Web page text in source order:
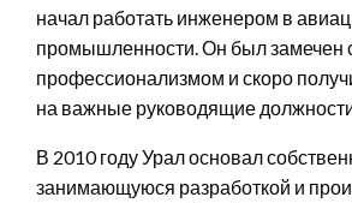
начал работать инженером в
промышленности. Он был замечен
профессионализмом и скоро
на важные руководящие
В 2010 году Урал основал
занимающуюся разработкой и